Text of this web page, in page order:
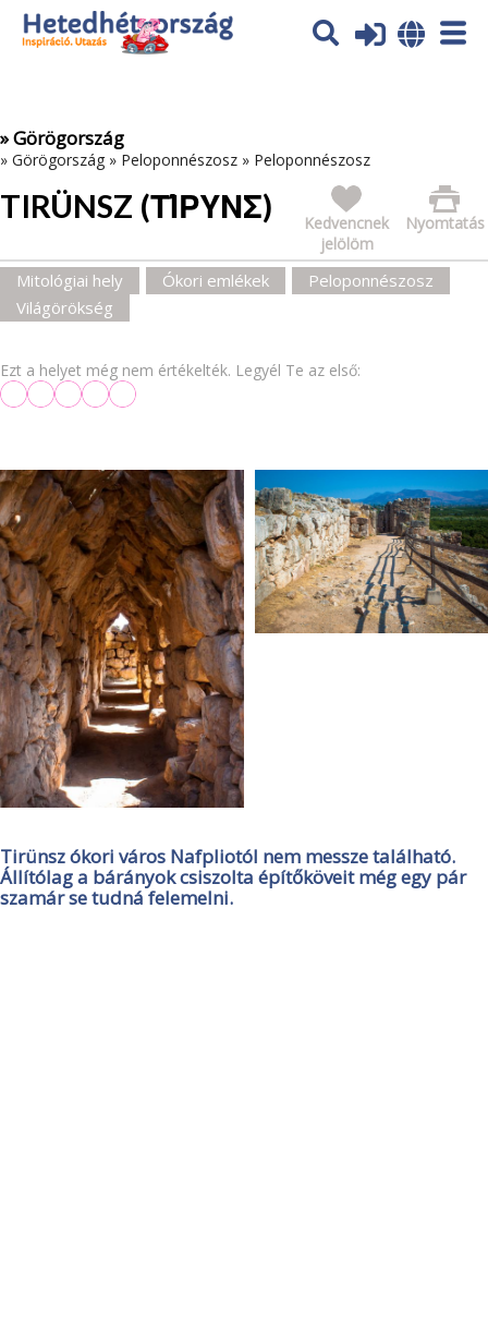
Az oldal sütiket (cookies) használ. További tájékoztatás itt:
Adatvédelmi tájékoztató
» Görögország
» Görögország » Peloponnészosz » Peloponnészosz
TIRÜNSZ (ΤΊΡΥΝΣ) Nyomtatás
Kedvencnek
jelölöm
Mitológiai hely Ókori emlékek
Peloponnészosz
Világörökség
Ezt a helyet még nem értékelték. Legyél Te az első:
Tirünsz ókori város Nafpliotól nem messze található.
Állítólag a bárányok csiszolta építőköveit még egy pár
szamár se tudná felemelni.